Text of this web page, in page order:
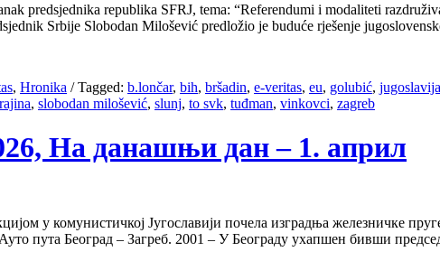
predsjednika republika SFRJ, tema: “Referendumi i modaliteti
Srbije Slobodan Milošević predložio je buduće rješenje
, Hronika /Tagged: b.lončar, bih, bršadin, e-veritas, eu, golubić, jugoslavija
, slobodan milošević, slunj, to svk, tuđman, vinkovci, zagreb
На данашњи дан – 1. април
у комунистичкој Југославији почела изградња железничке
пута Београд – Загреб. 2001 – У Београду ухапшен бивши